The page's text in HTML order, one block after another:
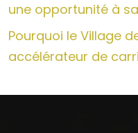
une opportunité à
Pourquoi le Village
accélérateur de